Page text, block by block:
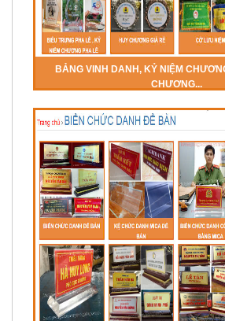
BẢNG VINH DANH, KỶ NIỆM
CHƯƠNG...